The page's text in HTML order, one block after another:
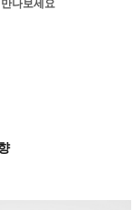
나보세요